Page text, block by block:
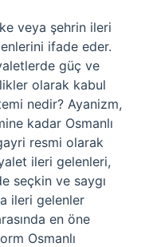
veya şehrin ileri
ifade eder.
güç ve
olarak kabul
nedir? Ayanizm,
kadar Osmanlı
resmi olarak
ileri gelenleri,
seçkin ve saygı
ileri gelenler
en öne
Osmanlı